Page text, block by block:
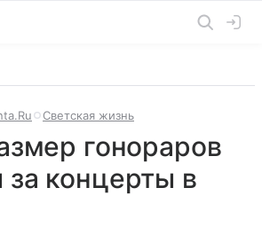
Светская жизнь
гонораров
концерты в